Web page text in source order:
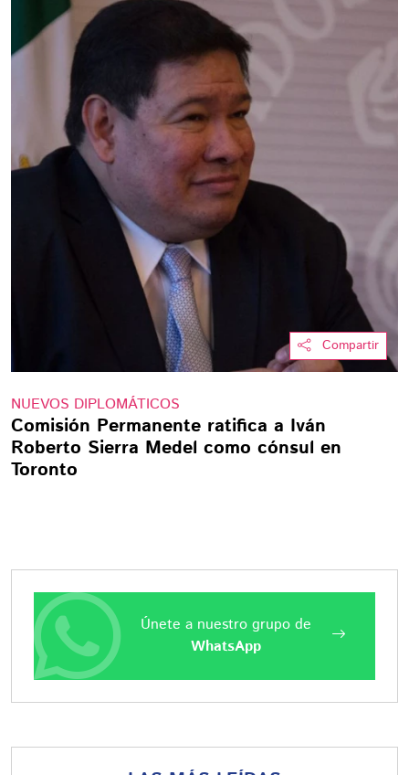
Compartir
NUEVOS DIPLOMÁTICOS
Comisión Permanente ratifica a Iván
Roberto Sierra Medel como cónsul en
Toronto
Únete a nuestro grupo de
WhatsApp